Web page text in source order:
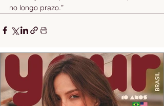
no longo prazo.”